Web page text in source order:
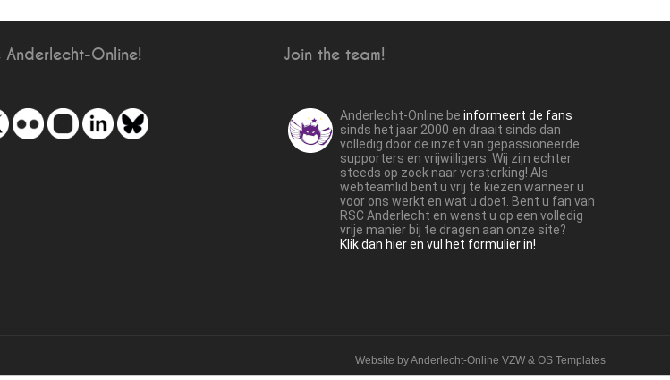
Anderlecht-Online! Join the team!
Anderlecht-Online.be informeert de fans
sinds het jaar 2000 en draait sinds dan
volledig door de inzet van gepassioneerde
supporters en vrijwilligers. Wij zijn echter
steeds op zoek naar versterking! Als
webteamlid bent u vrij te kiezen wanneer u
voor ons werkt en wat u doet. Bent u fan van
RSC Anderlecht en wenst u op een volledig
vrije manier bij te dragen aan onze site?
Klik dan hier en vul het formulier in!
Website byAnderlecht-Online VZW & OS Templates